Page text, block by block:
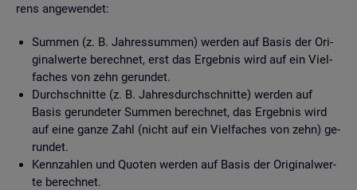
rens an­ge­wen­det:
Sum­men (z. B. Jah­res­sum­men) wer­den auf Basis der Ori­
gi­nal­wer­te be­rech­net, erst das Er­geb­nis wird auf ein Viel­
fa­ches von zehn ge­run­det.
Durch­schnit­te (z. B. Jah­res­durch­schnit­te) wer­den auf
Basis ge­run­de­ter Sum­men be­rech­net, das Er­geb­nis wird
auf eine ganze Zahl (nicht auf ein Viel­fa­ches von zehn) ge­
run­det.
Kenn­zah­len und Quo­ten wer­den auf Basis der Ori­gi­nal­wer­
te be­rech­net.